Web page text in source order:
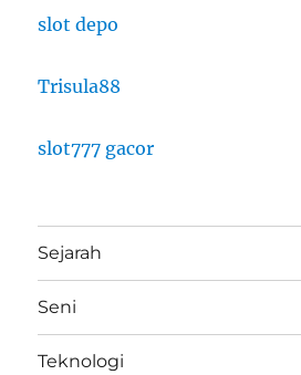
slot depo
Trisula88
slot777 gacor
Sejarah
Seni
Teknologi